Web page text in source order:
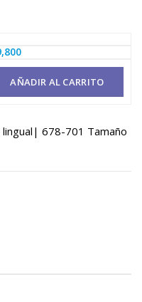
El
es:
$499,800.
AÑADIR AL CARRITO
678-701 Tamaño